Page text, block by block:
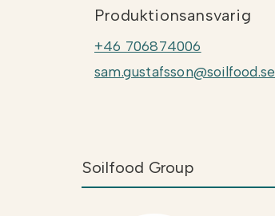
Produktionsansvarig
+46 706874006
sam.gustafsson@soilfood.se
Soilfood Group